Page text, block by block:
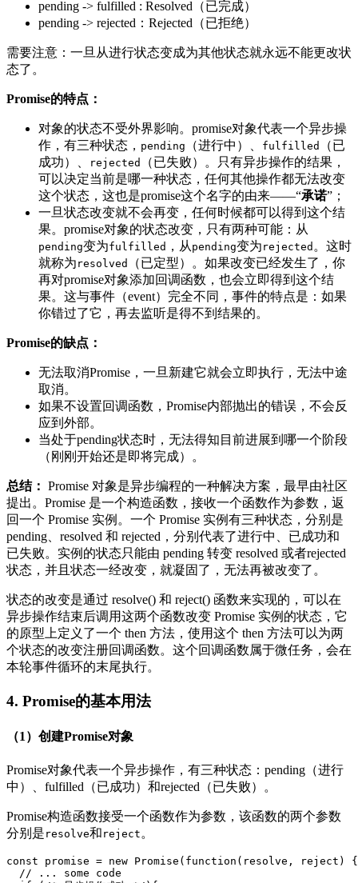
pending -> fulfilled : Resolved（已完成）
pending -> rejected：Rejected（已拒绝）
需要注意：一旦从进行状态变成为其他状态就永远不能更改状
态了。
Promise的特点：
对象的状态不受外界影响。promise对象代表一个异步操
作，有三种状态， pending （进行中）、 fulfilled
（已
成功）、
rejected
（已失败）。只有异步操作的结果，
可以决定当前是哪一种状态，任何其他操作都无法改变
这个状态，这也是promise这个名字的由来——“承诺”；
一旦状态改变就不会再变，任何时候都可以得到这个结
果。promise对象的状态改变，只有两种可能：从
pending变为fulfilled ，从 pending变为 rejected 。这时
就称为 resolved
（已定型）。如果改变已经发生了，你
再对promise对象添加回调函数，也会立即得到这个结
果。这与事件（event）完全不同，事件的特点是：如果
你错过了它，再去监听是得不到结果的。
Promise的缺点：
无法取消Promise，一旦新建它就会立即执行，无法中途
取消。
如果不设置回调函数，Promise内部抛出的错误，不会反
应到外部。
当处于pending状态时，无法得知目前进展到哪一个阶段
（刚刚开始还是即将完成）。
总结： Promise 对象是异步编程的一种解决方案，最早由社区
提出。Promise 是一个构造函数，接收一个函数作为参数，返
回一个 Promise 实例。一个 Promise 实例有三种状态，分别是
pending、resolved 和 rejected，分别代表了进行中、已成功和
已失败。实例的状态只能由 pending 转变 resolved 或者rejected
状态，并且状态一经改变，就凝固了，无法再被改变了。
状态的改变是通过 resolve() 和 reject() 函数来实现的，可以在
异步操作结束后调用这两个函数改变 Promise 实例的状态，它
的原型上定义了一个 then 方法，使用这个 then 方法可以为两
个状态的改变注册回调函数。这个回调函数属于微任务，会在
本轮事件循环的末尾执行。
4. Promise的基本用法
（1）创建Promise对象
Promise对象代表一个异步操作，有三种状态：pending（进行
中）、fulfilled（已成功）和rejected（已失败）。
Promise构造函数接受一个函数作为参数，该函数的两个参数
分别是 resolve和 reject 。
const promise = new Promise ( function ( resolve, reject ) {
// ... some code